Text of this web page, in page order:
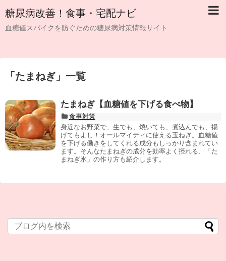
糖尿病改善！食事・宅配ナビ
血糖値スパイクを防ぐための糖尿病対策情報サイト
「 たまねぎ 」 一覧
たまねぎ【血糖値を下げる食べ物】
食事対策
身近なお野菜で、生でも、焼いても、煮込んでも、揚
げてもよし！オールマイティに使える玉ねぎ。血糖値
を下げる働きをしてくれる成分もしっかり含まれてい
ます。そんなたまねぎの成分を効率よく摂れる、「た
まねぎ氷」の作り方も紹介します。